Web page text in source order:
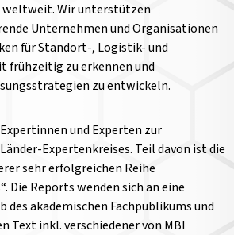
Wir unterstützen
Unternehmen und Organisationen
für Standort-, Logistik- und
frühzeitig zu erkennen und
zu entwickeln.
und Experten zur
Expertenkreises. Teil davon ist die
sehr erfolgreichen Reihe
Die Reports wenden sich an eine
des akademischen Fachpublikums und
Text inkl. verschiedener von MBI